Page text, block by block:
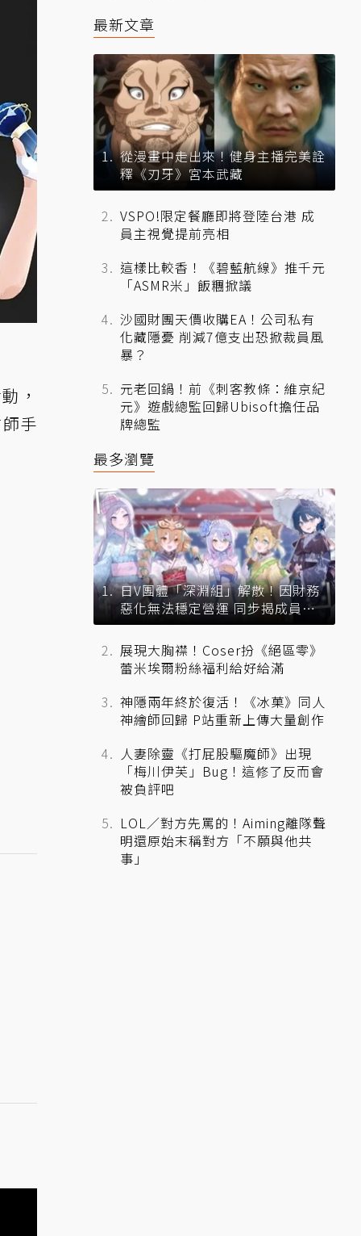
，
手
最新文章
從漫畫中走出來！健身主播完美詮
釋《刃牙》宮本武藏
VSPO!限定餐廳即將登陸台港 成
員主視覺提前亮相
這樣比較香！《碧藍航線》推千元
「ASMR米」飯糰掀議
沙國財團天價收購EA！公司私有
化藏隱憂 削減7億支出恐掀裁員風
暴？
元老回鍋！前《刺客教條：維京紀
元》遊戲總監回歸Ubisoft擔任品
牌總監
最多瀏覽
日V團體「深淵組」解散！因財務
惡化無法穩定營運 同步揭成員未
來去向
展現大胸襟！Coser扮《絕區零》
蕾米埃爾粉絲福利給好給滿
神隱兩年終於復活！《冰菓》同人
神繪師回歸 P站重新上傳大量創作
人妻除靈《打屁股驅魔師》出現
「梅川伊芙」Bug！這修了反而會
被負評吧
LOL／對方先罵的！Aiming離隊聲
明還原始末稱對方「不願與他共
事」